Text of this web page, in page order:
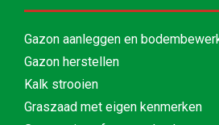
Gazon aanleggen en
Gazon herstellen
Kalk strooien
Graszaad met eigen kenmerken